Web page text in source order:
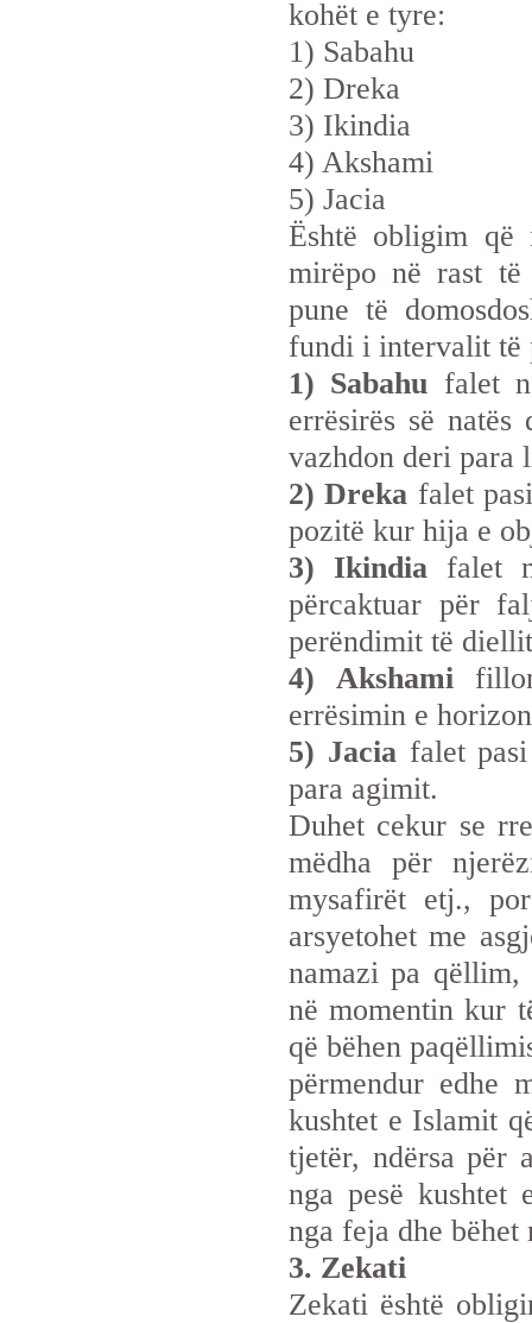
kohët e tyre:
1) Sabahu
2) Dreka
3) Ikindia
4) Akshami
5) Jacia
Është obligim që
mirëpo në rast të
pune të
fundi i intervalit të
1) Sabahu falet
errësirës së
vazhdon deri para
2) Dreka falet
pozitë kur hija e
3) Ikindia falet
përcaktuar për
perëndimit të
4) Akshami
errësimin e
5) Jaciafalet pasi
para agimit.
Duhet cekur se
mëdha për
mysafirët etj.,
arsyetohet me
namazi pa qëllim,
në momentin kur
që bëhen
përmendur edhe
kushtet e Islamit
tjetër, ndërsa për
nga pesë kushtet
nga feja dhe bëhet
3. Zekati
Zekati është